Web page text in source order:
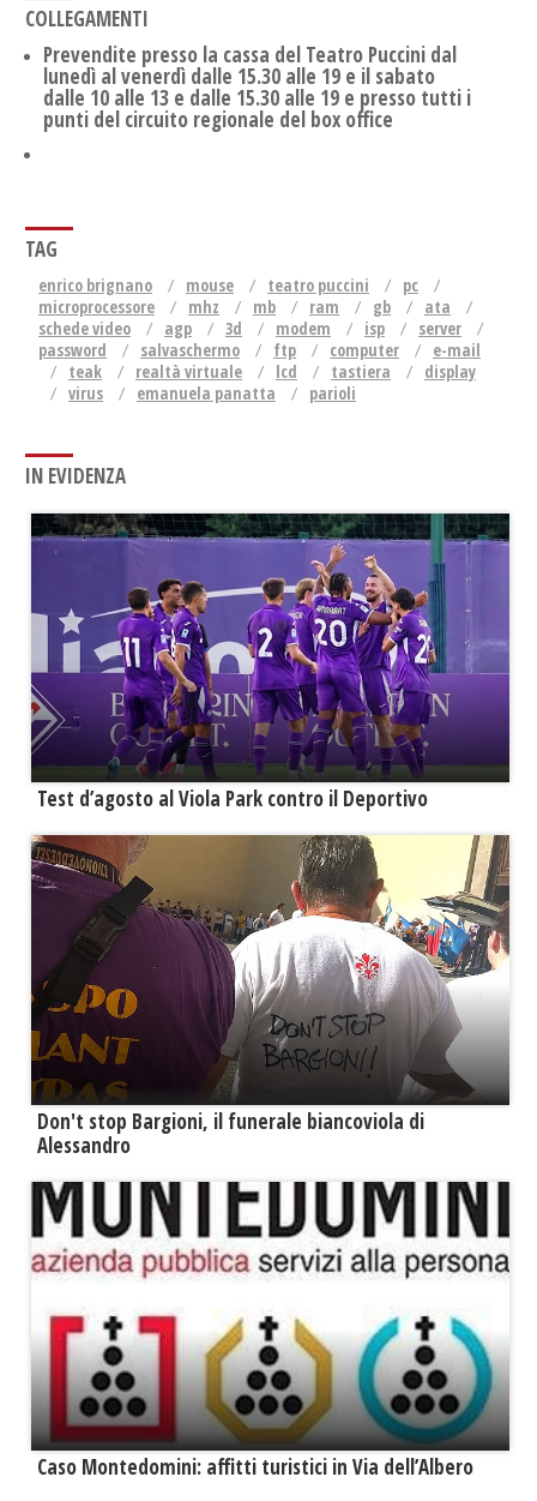
COLLEGAMENTI
Prevendite presso la cassa del Teatro Puccini dal
lunedì al venerdì dalle 15.30 alle 19 e il sabato
dalle 10 alle 13 e dalle 15.30 alle 19 e presso tutti i
punti del circuito regionale del box office
TAG
enrico brignano mouse teatro puccini
pc
microprocessore
mhz mb ram gb
ata
schede video
agp 3d modem isp
server
password
salvaschermo ftp computer
e-mail
teak
realtà virtuale lcd tastiera
display
virus
emanuela panatta parioli
IN EVIDENZA
Test d’agosto al Viola Park contro il Deportivo
Don't stop Bargioni, il funerale biancoviola di
Alessandro
Caso Montedomini: affitti turistici in Via dell’Albero